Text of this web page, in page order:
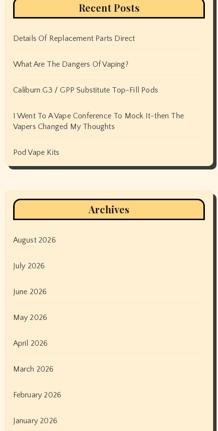
Recent Posts
Details Of Replacement Parts Direct
What Are The Dangers Of Vaping?
Caliburn G3 / GPP Substitute Top-Fill Pods
I Went To A Vape Conference To Mock It-then The
Vapers Changed My Thoughts
Pod Vape Kits
Archives
August 2026
July 2026
June 2026
May 2026
April 2026
March 2026
February 2026
January 2026